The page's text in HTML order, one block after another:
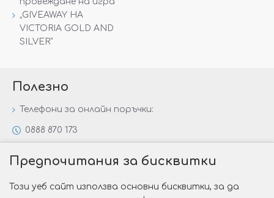
„GIVEAWAY НА
VICTORIA GOLD AND
SILVER“
Полезно
Телефони за онлайн поръчки:
0888 870 173
Специални предложения
Предпочитания за бисквитки
Този уеб сайт използва основни бисквитки, за да